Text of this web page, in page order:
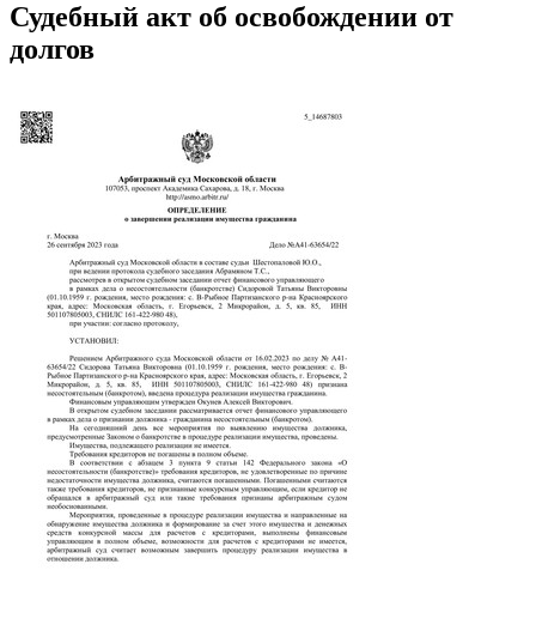
Судебный акт об освобождении от
долгов